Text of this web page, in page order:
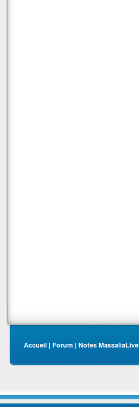
Accueil | Forum | Notes MassaliaLive